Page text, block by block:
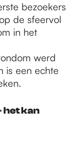
bezoekers
de sfeervol
in het
werd
is een echte
het kan